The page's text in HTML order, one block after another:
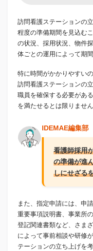
訪問看護ステーションの
程度の準備期間を見込む
の状況、採用状況、物件
体ごとの運用によって期
特に時間がかかりやすい
訪問看護ステーションの
職員を確保する必要があ
を満たせるとは限りません
IDEMAE編集部
看護師採用
の準備が進
しにせざる
また、指定申請には、申
重要事項説明書、事業所
登記関連書類など、さま
によって事前相談や研修
テーションの立ち上げを